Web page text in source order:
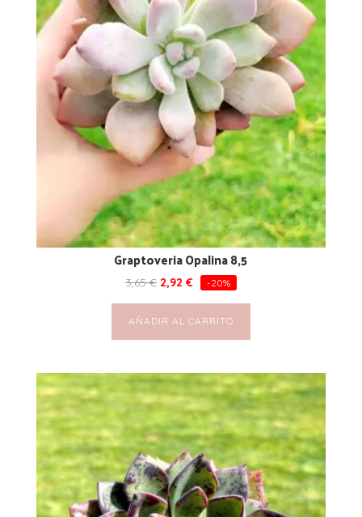
Graptoveria Opalina 8,5
3,65€ 2,92 € -20%
AÑADIR AL CARRITO